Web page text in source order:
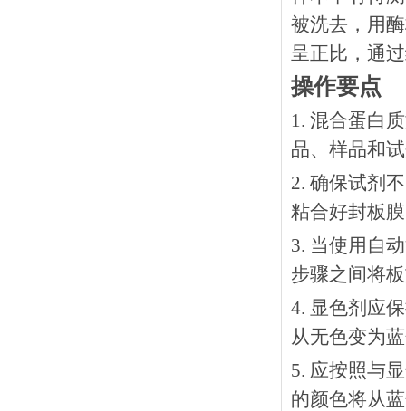
被洗去，用
呈正比，通
操作要点
1. 混合蛋白
品、样品和
2. 确保试剂
粘合好封板
3. 当使用自
步骤之间将
4. 显色剂应
从无色变为
5. 应按照与
的颜色将从